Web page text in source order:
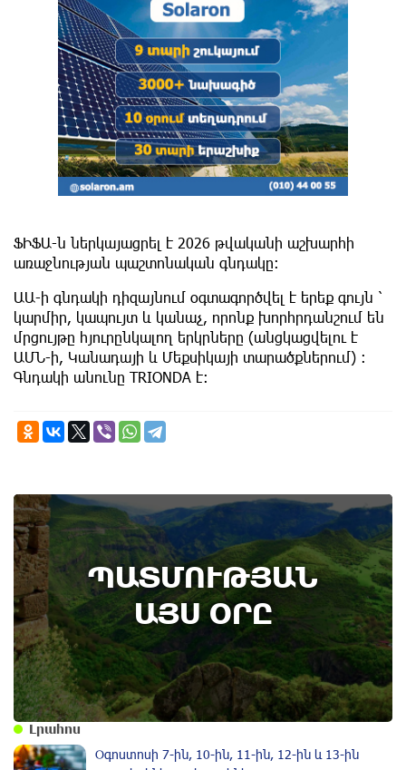
ՖԻՖԱ-ն ներկայացրել է 2026 թվականի աշխարհի
առաջնության պաշտոնական գնդակը:
ԱԱ-ի գնդակի դիզայնում օգտագործվել է երեք գույն ՝
կարմիր, կապույտ և կանաչ, որոնք խորհրդանշում են
մրցույթը հյուրընկալող երկրները (անցկացվելու է
ԱՄՆ-ի, Կանադայի և Մեքսիկայի տարածքներում) :
Գնդակի անունը TRIONDA է:
ՊԱՏՄՈՒԹՅԱՆ
ԱՅՍ ՕՐԸ
7th of August
Կառավարությունը ազդարարել է Հյուսիս -
Հարավ ավտոմայրուղու շինարարության
մեկնարկը․ պատմության այս օրը (6
օգոստոս)
Լրահոս
Օգոստոսի 7-ին, 10-ին, 11-ին, 12-ին և 13-ին